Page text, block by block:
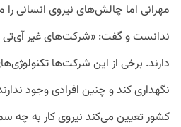
ندانست و گفت: «شرکت‌های غیر آی‌تی
دارند. برخی از این شرکت‌ها
نگهداری کند و چنین افرادی وجود
کشور تعیین می‌کند نیروی کار به چه